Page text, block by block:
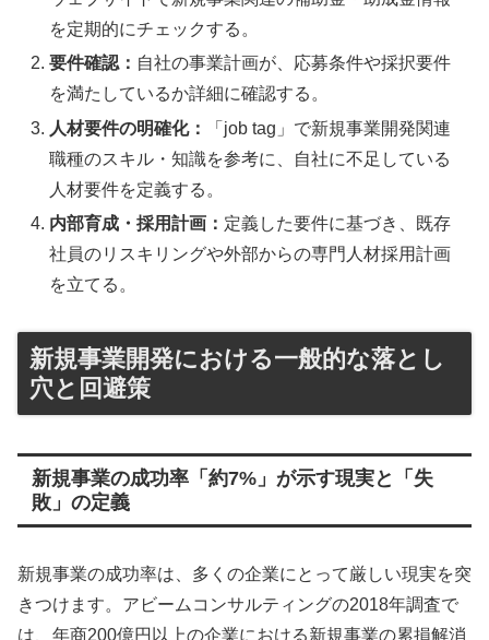
を定期的にチェックする。
要件確認： 自社の事業計画が、応募条件や採択要件
を満たしているか詳細に確認する。
人材要件の明確化：
「job tag」で新規事業開発関連
職種のスキル・知識を参考に、自社に不足している
人材要件を定義する。
内部育成・採用計画： 定義した要件に基づき、既存
社員のリスキリングや外部からの専門人材採用計画
を立てる。
新規事業開発における一般的な落とし
穴と回避策
新規事業の成功率「約7%」が示す現実と「失
敗」の定義
新規事業の成功率は、多くの企業にとって厳しい現実を突
きつけます。アビームコンサルティングの2018年調査で
は、年商200億円以上の企業における新規事業の累損解消